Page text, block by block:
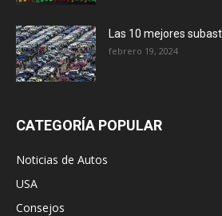
Las 10 mejores
febrero 19, 2024
CATEGORÍA POPULAR
Noticias de Autos
USA
Consejos